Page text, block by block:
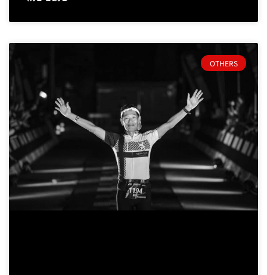
OTHERS